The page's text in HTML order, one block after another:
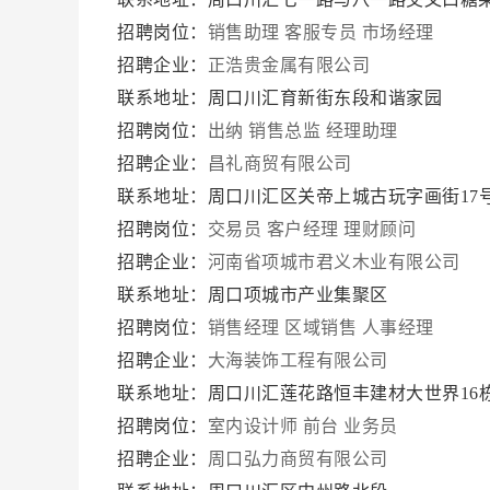
招聘岗位： 销售助理 客服专员 市场经理
招聘企业： 正浩贵金属有限公司
联系地址：周口川汇育新街东段和谐家园
招聘岗位： 出纳 销售总监 经理助理
招聘企业：
昌礼商贸有限公司
联系地址：周口川汇区关帝上城古玩字画街17
招聘岗位： 交易员 客户经理 理财顾问
招聘企业： 河南省项城市君义木业有限公司
联系地址：周口项城市产业集聚区
招聘岗位： 销售经理 区域销售 人事经理
招聘企业： 大海装饰工程有限公司
联系地址：周口川汇莲花路恒丰建材大世界16
招聘岗位： 室内设计师 前台 业务员
招聘企业： 周口弘力商贸有限公司